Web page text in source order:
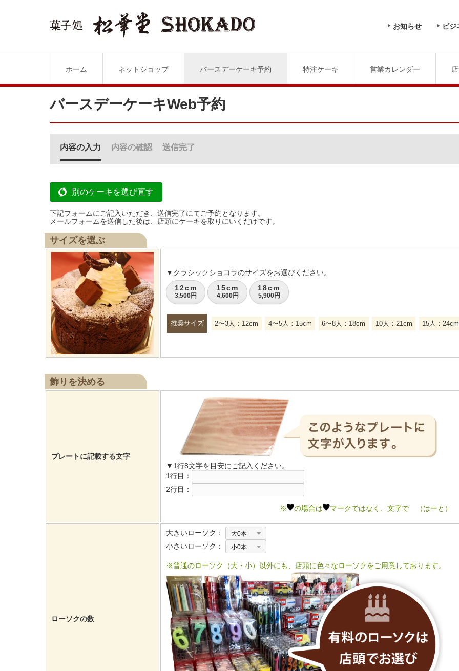
お知らせ ビジ
ホーム ネットショップ バースデーケーキ予約 特注ケーキ 営業カレンダー
バースデーケーキWeb予約
内容の入力 内容の確認 送信完了
別のケーキを選び直す
下記フォームにご記入いただき、送信完了にてご予約となります。
メールフォームを送信した後は、店頭にケーキを取りにいくだけです。
サイズを選ぶ
▼クラシックショコラのサイズをお選びください。
12cm
3,500円
15cm
4,600円
18cm
5,900円
推奨サイズ 2〜3人：12cm 4〜5人：15cm 6〜8人：18cm 10人：21cm 15人：24cm
飾りを決める
プレートに記載する文字
▼1行8文字を目安にご記入ください。
1行目：
2行目：
※ の場合は マークではなく、文字で （はーと）
ローソクの数
大きいローソク：
小さいローソク：
※普通のローソク（大・小）以外にも、店頭に色々なローソクをご用意しております。